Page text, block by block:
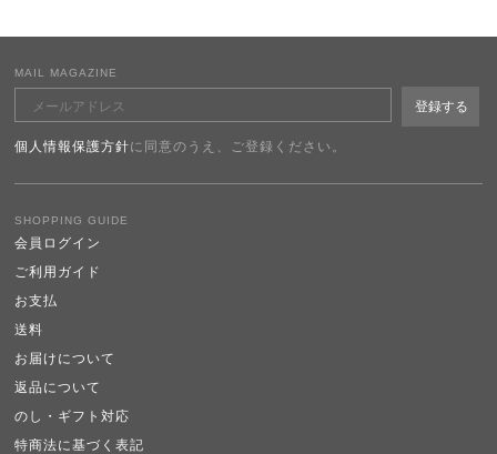
SHOPPING GUIDE
会員ログイン
ご利用ガイド
お支払
送料
お届けについて
返品について
のし・ギフト対応
特商法に基づく表記
MAIL MAGAZINE
個人情報保護方針に同意のうえ、ご登録ください。